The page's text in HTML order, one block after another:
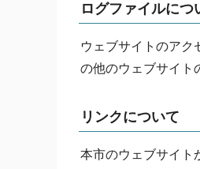
ログファイルにつ
ウェブサイトのアク
の他のウェブサイト
リンクについて
本市のウェブサイト